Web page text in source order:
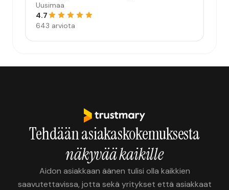
Uusimaa
4.7
643 arviota
Tehdään asiakaskokemuksesta
näkyvää kaikille
Aidon asiakkaan äänen tulisi olla kaikkien
saavutettavissa, jotta sekä yritykset että asiakkaat